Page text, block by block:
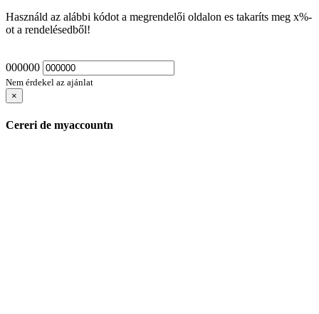
Használd az alábbi kódot a megrendelői oldalon es takaríts meg x%-
ot a rendelésedből!
000000
Nem érdekel az ajánlat
×
Cereri de myaccountn